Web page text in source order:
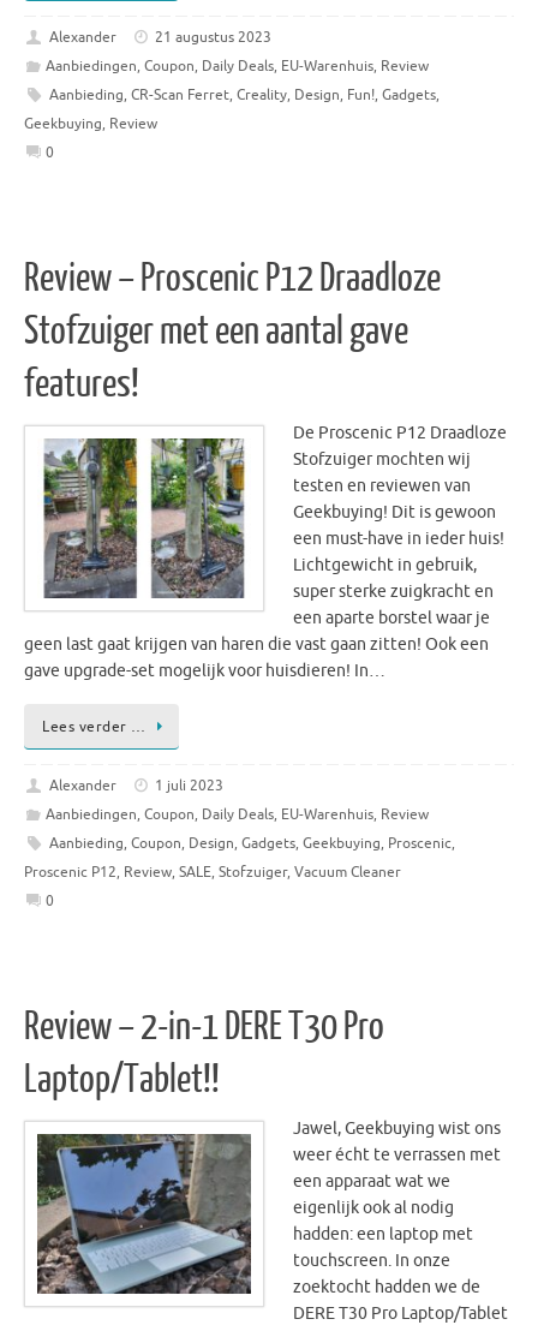
Alexander
21 augustus 2023
Aanbiedingen, Coupon, Daily Deals, EU-Warenhuis, Review
Aanbieding, CR-Scan Ferret, Creality, Design, Fun!, Gadgets,
Geekbuying, Review
0
Review – Proscenic P12 Draadloze
Stofzuiger met een aantal gave
features!
De Proscenic P12 Draadloze
Stofzuiger mochten wij
testen en reviewen van
Geekbuying! Dit is gewoon
een must-have in ieder huis!
Lichtgewicht in gebruik,
super sterke zuigkracht en
een aparte borstel waar je
geen last gaat krijgen van haren die vast gaan zitten! Ook een
gave upgrade-set mogelijk voor huisdieren! In…
Lees verder …
Alexander
1 juli 2023
Aanbiedingen, Coupon, Daily Deals, EU-Warenhuis, Review
Aanbieding, Coupon, Design, Gadgets, Geekbuying, Proscenic,
Proscenic P12, Review, SALE, Stofzuiger, Vacuum Cleaner
0
Review – 2-in-1 DERE T30 Pro
Laptop/Tablet!!
Jawel, Geekbuying wist ons
weer écht te verrassen met
een apparaat wat we
eigenlijk ook al nodig
hadden: een laptop met
touchscreen. In onze
zoektocht hadden we de
DERE T30 Pro Laptop/Tablet